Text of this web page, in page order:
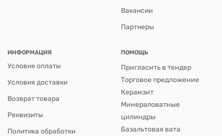
Вакансии
Партнеры
ИНФОРМАЦИЯ
Условия оплаты
Условия доставки
Возврат товара
Реквизиты
Политика обработки
ПОМОЩЬ
Пригласить в тендер
Торговое предложение
Керамзит
Минераловатные
цилиндры
Базальтовая вата